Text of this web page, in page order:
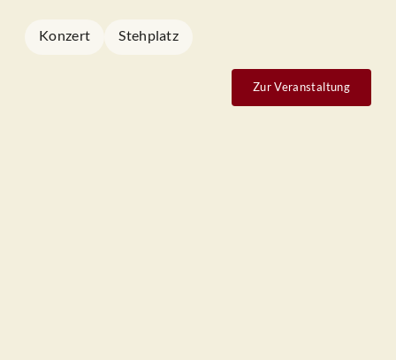
Konzert Stehplatz
Zur Veranstaltung